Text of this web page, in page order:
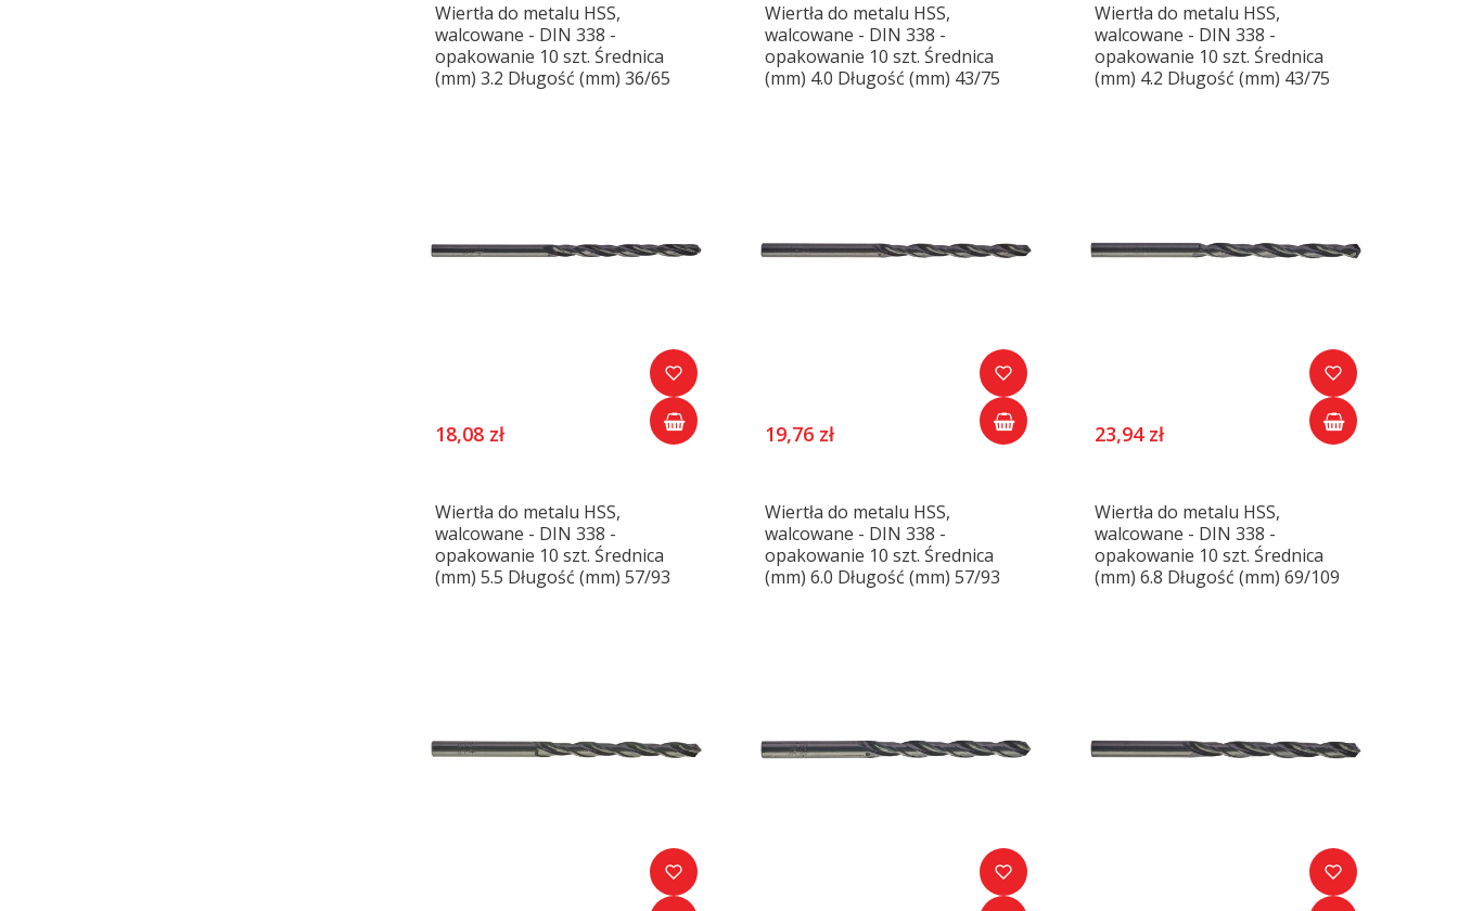
Wiertła do metalu HSS,
walcowane - DIN 338 -
opakowanie 10 szt. Średnica
(mm) 3.2 Długość (mm) 36/65
18,08 zł
Wiertła do metalu HSS,
walcowane - DIN 338 -
opakowanie 10 szt. Średnica
(mm) 4.0 Długość (mm) 43/75
19,76 zł
Wiertła do metalu HSS,
walcowane - DIN 338 -
opakowanie 10 szt. Średnica
(mm) 4.2 Długość (mm) 43/75
23,94 zł
Wiertła do metalu HSS,
walcowane - DIN 338 -
opakowanie 10 szt. Średnica
(mm) 5.5 Długość (mm) 57/93
Wiertła do metalu HSS,
walcowane - DIN 338 -
opakowanie 10 szt. Średnica
(mm) 6.0 Długość (mm) 57/93
Wiertła do metalu HSS,
walcowane - DIN 338 -
opakowanie 10 szt. Średnica
(mm) 6.8 Długość (mm) 69/109